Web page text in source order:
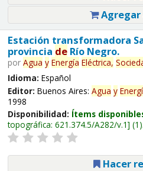
Estación transformadora
provincia deRío Negro.
por Agua y Energía Eléctrica,
Idioma: Español
Editor: Buenos Aires: Agua y
1998
Disponibilidad: Ítems
topográfica: 621.374.5/A282/v.1 (1).
Hacer